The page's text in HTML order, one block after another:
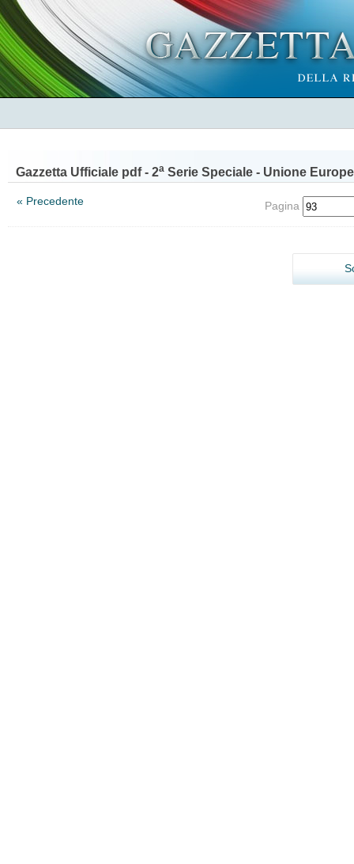
Gazzetta Ufficiale pdf - 2a Serie Speciale - Unione
« Precedente Pagina